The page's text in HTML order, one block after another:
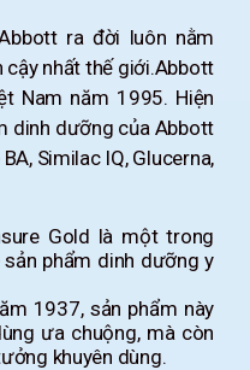
ra đời luôn nằm
nhất thế giới.Abbott
Nam năm 1995. Hiện
dinh dưỡng của Abbott
Similac IQ, Glucerna,
Gold là một trong
phẩm dinh dưỡng y
1937, sản phẩm này
ưa chuộng, mà còn
khuyên dùng.